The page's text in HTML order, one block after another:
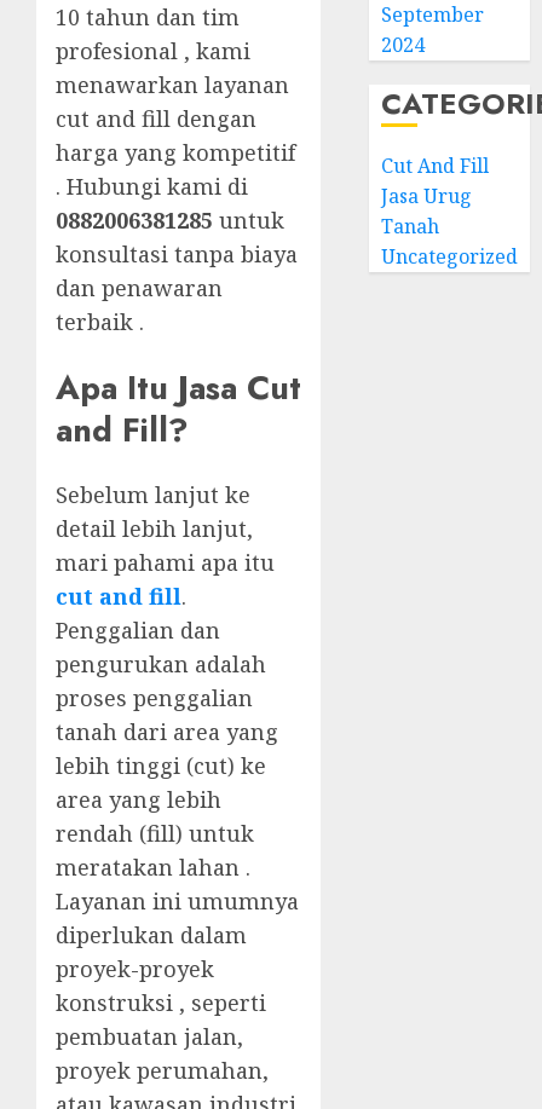
10 tahun dan tim
profesional , kami
menawarkan layanan
cut and fill dengan
harga yang kompetitif
. Hubungi kami di
0882006381285 untuk
konsultasi tanpa biaya
dan penawaran
terbaik .
Apa Itu Jasa Cut
and Fill?
Sebelum lanjut ke
detail lebih lanjut,
mari pahami apa itu
cut and fill.
Penggalian dan
pengurukan adalah
proses penggalian
tanah dari area yang
lebih tinggi (cut) ke
area yang lebih
rendah (fill) untuk
meratakan lahan .
Layanan ini umumnya
diperlukan dalam
proyek-proyek
konstruksi , seperti
pembuatan jalan,
proyek perumahan,
September
2024
Cut And Fill
Jasa Urug
Tanah
Uncategorized